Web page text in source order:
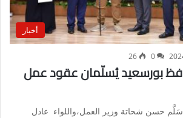
أخبار
0
26
بورسعيد يُسلّمان عقود عمل
حسن شحاتة وزير العمل،واللواء عادل